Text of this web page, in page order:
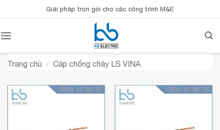
qua
dung
Giải pháp trọn gói cho các công trình M&E
Trang chủ / Cáp chống cháy LS VINA